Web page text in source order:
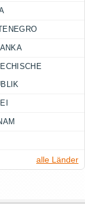
alle Länder